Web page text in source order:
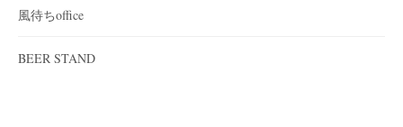
風待ちoffice
BEER STAND